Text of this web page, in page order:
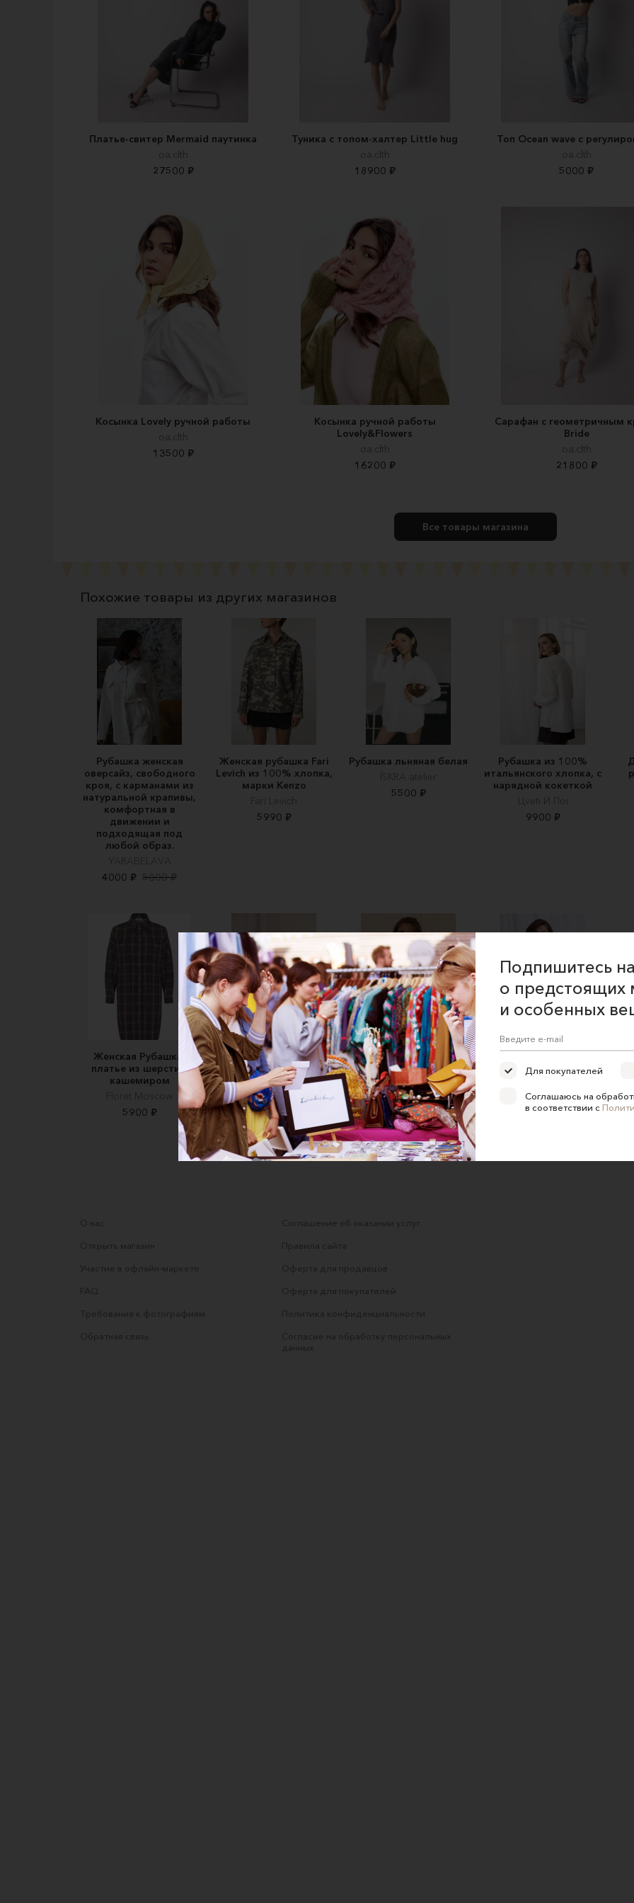
Платье-свитер Mermaid паутинка
oa.clth
27500 ₽
Туника с топом-халтер Little hug
oa.clth
18900 ₽
Топ Ocean wave с
oa.clth
5000 ₽
Косынка Lovely ручной работы
oa.clth
13500 ₽
Косынка ручной работы
Lovely&Flowers
oa.clth
16200 ₽
Сарафан с геометричным
Bride
oa.clth
21800 ₽
Все товары магазина
Похожие товары из других магазинов
Рубашка женская
оверсайз, свободного
кроя, с карманами из
натуральной крапивы,
комфортная в
движении и
подходящая под
любой образ.
YARABELAVA
4000 ₽ 5000 ₽
Женская рубашка Fari
Levich из 100% хлопка,
марки Kenzo
Fari Levich
5990 ₽
Рубашка льняная белая
ÍSKRA atelier
5500 ₽
Рубашка из 100%
итальянского хлопка, с
нарядной кокеткой
Цveti И Пoi
9900 ₽
Женская Рубашка-
платье из шерсти с
кашемиром
Floret Moscow
5900 ₽
РУБАШКА
«МАЛЕНЬКИЙ ПРИНЦ»
ARINA GEORGIEVA
design
8250 ₽
Рубашка длинная
Сойер, бежевый
ALOELOVE
7500 ₽
100%-го льна
16000 ₽
О нас
Открыть магазин
Участие в офлайн-маркете
FAQ
Требования к фотографиям
Обратная связь
Соглашение об оказании услуг
Правила сайта
Оферта для продавцов
Оферта для покупателей
Политика конфиденциальности
Согласие на обработку персональных
данных
Подпишитесь
о предстоящих
и особенных
Для покупателей
Соглашаюсь на
в соответствии с